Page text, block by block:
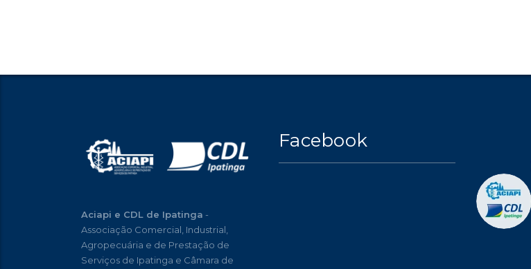
Aciapi e CDL de Ipatinga -
Associação Comercial, Industrial,
Agropecuária e de Prestação de
Serviços de Ipatinga e Câmara de
Facebook